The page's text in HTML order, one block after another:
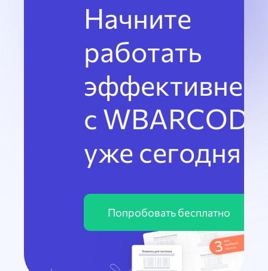
Начните
работать
эффективнее
с WBARCODE
уже сегодня
Попробовать бесплатно